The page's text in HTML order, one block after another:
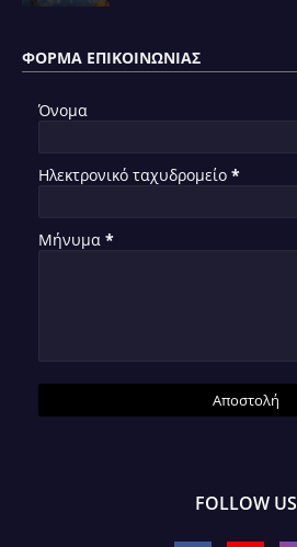
ΦΌΡΜΑ ΕΠΙΚΟΙΝΩΝΊΑΣ
Όνομα
Ηλεκτρονικό ταχυδρομείο *
Μήνυμα *
FOLLOW US